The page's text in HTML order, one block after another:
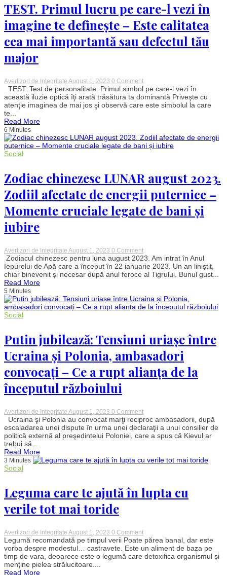
transformări
radicale
neașteptate
TEST. Primul lucru pe care-l vezi în
imagine te definește – Este calitatea
cea mai importantă sau defectul tău
major
Avertizori de Integritate August 1, 2023 0 Commenton
TEST.
Primul
lucru
pe
în
imagine
calitatea
cea
mai
importantă
sau
defectul
TEST. Test de personalitate. Primul simbol pe care-l vezi în
această iluzie optică îţi arată trăsătura ta dominantă Priveşte cu
atenţie imaginea de mai jos şi observă care este simbolul la care
te...
Read More
6 Minutes
Social
Zodiac chinezesc LUNAR august 2023.
Zodiil afectate de energii puternice –
Momente cruciale legate de bani și
iubire
Avertizori de Integritate August 1, 2023 0 Commenton
Zodiac
chinezesc
LUNAR
august
afectate
de
Momente
cruciale
de
bani
și
iubire
Zodiacul chinezesc pentru luna august 2023. Am intrat în Anul
Iepurelui de Apă care a început în 22 ianuarie 2023. Un an liniștit,
chiar binevenit și necesar după anul feroce al Tigrului. Bunul gust...
Read More
5 Minutes
Social
Putin jubilează: Tensiuni uriașe între
Ucraina și Polonia, ambasadori
convocați – Ce a rupt alianța de la
începutul războiului
Avertizori de Integritate August 1, 2023 0 Commenton
Putin
jubilează:
Tensiuni
uriașe
și
–
Ce
la
începutul
războiului
Ucraina şi Polonia au convocat marţi reciproc ambasadorii, după
escaladarea unei dispute în urma unei declaraţii a unui consilier de
politică externă al preşedintelui Poloniei, care a spus că Kievul ar
trebui să...
Read More
3 Minutes
Social
Leguma care te ajută în lupta cu
verile tot mai toride
Avertizori de Integritate August 1, 2023 0 Commenton
Leguma
care
te
ajută
Legumă recomandată pe timpul verii Poate părea banal, dar este
vorba despre modestul… castravete. Este un aliment de baza pe
timp de vara, deoarece este o legumă care detoxifica organismul și
menține pielea strălucitoare....
Read More